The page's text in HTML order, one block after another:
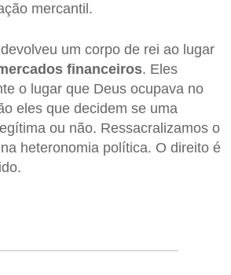
mercantil.
um corpo de rei ao lugar
financeiros. Eles
o lugar que Deus ocupava no
eles que decidem se uma
ou não. Ressacralizamos o
heteronomia política. O direito é